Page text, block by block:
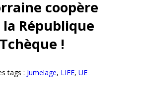
coopère
la République
Tchèque !
tags : Jumelage, LIFE, UE